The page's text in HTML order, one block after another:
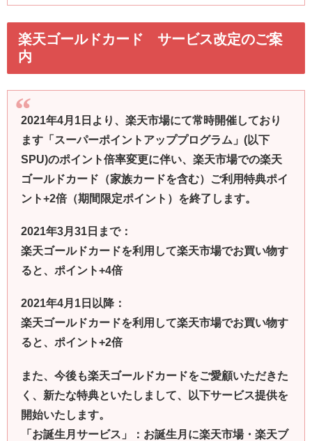
楽天ゴールドカード サービス改定のご案
内
2021年4月1日より、楽天市場にて常時開催しており
ます「スーパーポイントアッププログラム」(以下
SPU)のポイント倍率変更に伴い、楽天市場での楽天
ゴールドカード（家族カードを含む）ご利用特典ポイ
ント+2倍（期間限定ポイント）を終了します。
2021年3月31日まで：
楽天ゴールドカードを利用して楽天市場でお買い物す
ると、ポイント+4倍
2021年4月1日以降：
楽天ゴールドカードを利用して楽天市場でお買い物す
ると、ポイント+2倍
また、今後も楽天ゴールドカードをご愛顧いただきた
く、新たな特典といたしまして、以下サービス提供を
開始いたします。
「お誕生月サービス」： お誕生月に楽天市場・楽天ブ